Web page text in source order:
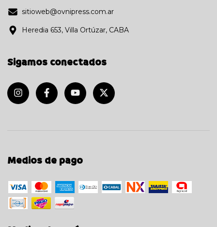
sitioweb@ovnipress.com.ar
Heredia 653, Villa Ortúzar, CABA
Sigamos conectados
Medios de pago